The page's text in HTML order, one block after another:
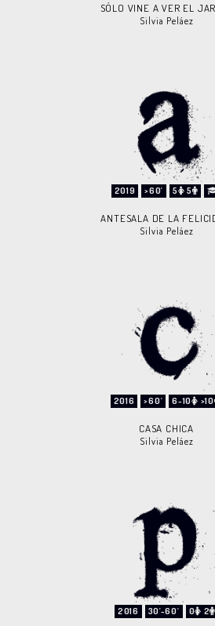
SÓLO VINE A VER EL
Silvia Peláez
2019 >60' 5 5
ANTESALA DE LA
Silvia Peláez
2016 >60' 6-10 >10
CASA CHICA
Silvia Peláez
2016 30'-60' 0 2